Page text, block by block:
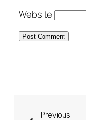
Website
Previous